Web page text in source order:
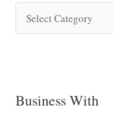
o
C
Business With